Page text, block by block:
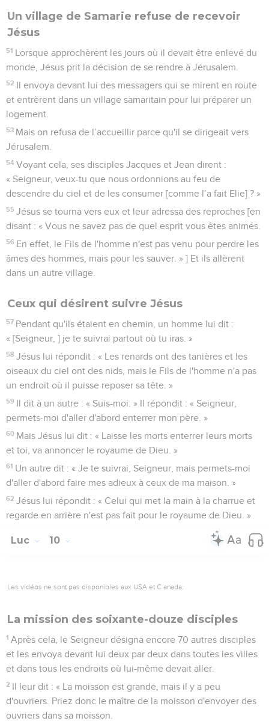
Un village de Samarie refuse de recevoir
Jésus
51 Lorsque approchèrent les jours où il devait être enlevé du
monde, Jésus prit la décision de se rendre à Jérusalem.
52 Il envoya devant lui des messagers qui se mirent en route
et entrèrent dans un village samaritain pour lui préparer un
logement.
53 Mais on refusa de l’accueillir parce qu'il se dirigeait vers
Jérusalem.
54 Voyant cela, ses disciples Jacques et Jean dirent :
« Seigneur, veux-tu que nous ordonnions au feu de
descendre du ciel et de les consumer [comme l’a fait Elie] ? »
55 Jésus se tourna vers eux et leur adressa des reproches [en
disant : « Vous ne savez pas de quel esprit vous êtes animés.
56 En effet, le Fils de l'homme n'est pas venu pour perdre les
âmes des hommes, mais pour les sauver. » ] Et ils allèrent
dans un autre village.
Ceux qui désirent suivre Jésus
57 Pendant qu'ils étaient en chemin, un homme lui dit :
« [Seigneur, ] je te suivrai partout où tu iras. »
58 Jésus lui répondit : « Les renards ont des tanières et les
oiseaux du ciel ont des nids, mais le Fils de l'homme n'a pas
un endroit où il puisse reposer sa tête. »
59 Il dit à un autre : « Suis-moi. » Il répondit : « Seigneur,
permets-moi d'aller d'abord enterrer mon père. »
60 Mais Jésus lui dit : « Laisse les morts enterrer leurs morts
et toi, va annoncer le royaume de Dieu. »
61 Un autre dit : « Je te suivrai, Seigneur, mais permets-moi
d'aller d'abord faire mes adieux à ceux de ma maison. »
62 Jésus lui répondit : « Celui qui met la main à la charrue et
regarde en arrière n'est pas fait pour le royaume de Dieu. »
Luc 10
Les vidéos ne sont pas disponibles aux USA et C anada.
La mission des soixante-douze disciples
1 Après cela, le Seigneur désigna encore 70 autres disciples
et les envoya devant lui deux par deux dans toutes les villes
et dans tous les endroits où lui-même devait aller.
2 Il leur dit : « La moisson est grande, mais il y a peu
d'ouvriers. Priez donc le maître de la moisson d'envoyer des
ouvriers dans sa moisson.